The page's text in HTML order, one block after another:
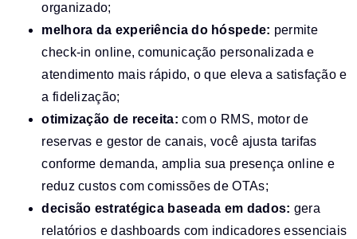
organizado;
melhora da experiência do hóspede: permite
check-in online, comunicação personalizada e
atendimento mais rápido, o que eleva a satisfação e
a fidelização;
otimização de receita: com o RMS, motor de
reservas e gestor de canais, você ajusta tarifas
conforme demanda, amplia sua presença online e
reduz custos com comissões de OTAs;
decisão estratégica baseada em dados: gera
relatórios e dashboards com indicadores essenciais